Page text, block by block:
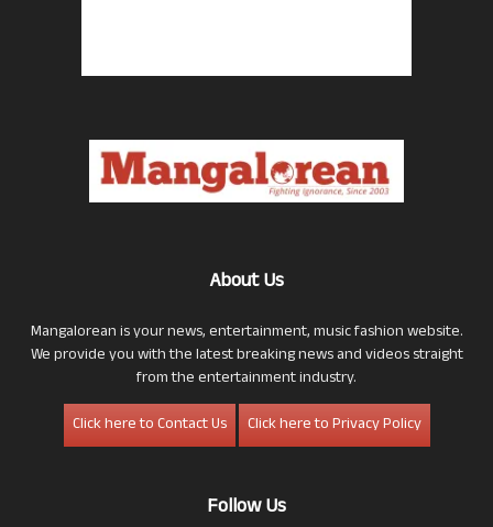
About Us
Mangalorean is your news, entertainment, music fashion website.
We provide you with the latest breaking news and videos straight
from the entertainment industry.
Click here to Contact Us
Click here to Privacy Policy
Follow Us